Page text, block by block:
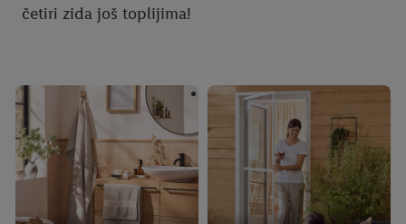
četiri zida još toplijima!